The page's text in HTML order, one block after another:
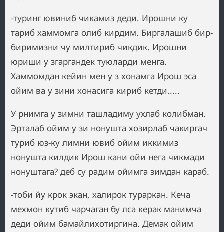
-туринг ювиниб чикамиз деди. Ирошни ку
тариб хаммомга олиб кирдим. Биргалашиб бир-
биримизни чу милтириб чикдик. Ирошни
юриши у згаргандек туюларди менга.
Хаммомдан кейин мен у з хонамга Ирош эса
ойим ва у зини хонасига кириб кетди.....
У рнимга у зимни ташладиму ухлаб колибман.
Эрталаб ойим у зи нонушта хозирлаб чакиргач
туриб юз-ку лимни ювиб ойим иккимиз
нонушта килдик Ирош кани ойи нега чикмади
нонуштага? деб су радим ойимга зимдан караб.
-тоби йу крок экан, халирок тураркан. Кеча
мехмон кутиб чарчаган бу лса керак манимча
деди ойим бамайлихотиргина. Демак ойим